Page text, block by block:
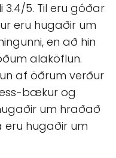
3.4/5. Til eru góðar
eru hugaðir um
en að hin
alaköflun.
af öðrum verður
bækur og
um hraðað
hugaðir um